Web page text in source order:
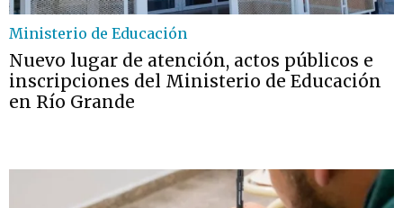
Ministerio de Educación
Nuevo lugar de atención, actos públicos e
inscripciones del Ministerio de Educación
en Río Grande